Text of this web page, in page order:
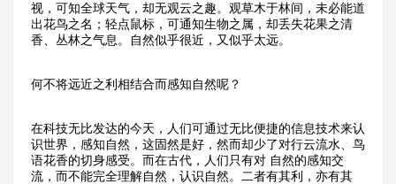
视，可知全球天气，却无观云之趣。观草木于林间，未必能道
出花鸟之名；轻点鼠标，可通知生物之属，却丢失花果之清
香、丛林之气息。自然似乎很近，又似乎太远。
何不将远近之利相结合而感知自然呢？
在科技无比发达的今天，人们可通过无比便捷的信息技术来认
识世界，感知自然，这固然是好，然而却少了对行云流水、鸟
语花香的切身感受。而在古代，人们只有对 自然的感知交
流，而不能完全理解自然，认识自然。二者有其利，亦有其